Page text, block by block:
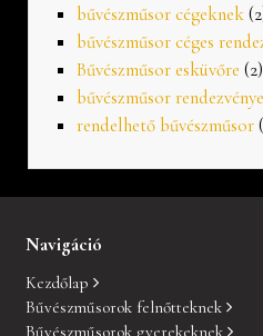
bűvészműsor cégeknek
bűvészműsor céges
Bűvészműsor esküvőre (2)
bűvészműsor
rendelhető bűvészműsor
Navigáció
Kezdőlap
Bűvészműsorok felnőtteknek
Bűvészműsorok gyerekeknek